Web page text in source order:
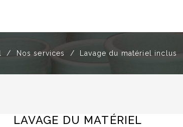
Nos services Lavage du matériel inclus
LAVAGE DU MATÉRIEL